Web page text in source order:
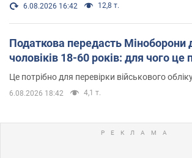
6.08.2026 16:42 12,8 т.
Податкова передасть Міноборони
чоловіків 18-60 років: для чого це
Це потрібно для перевірки військового
6.08.2026 18:42 4,1 т.